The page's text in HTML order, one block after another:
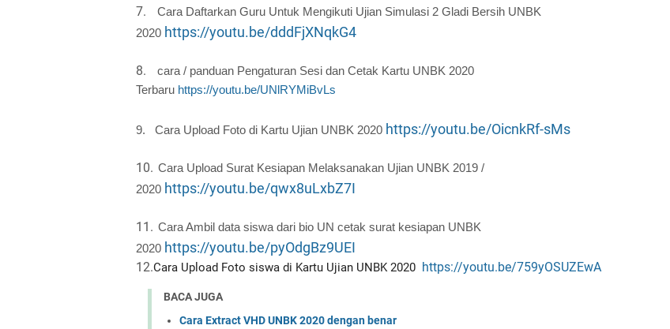
7.
Cara Daftarkan Guru Untuk Mengikuti Ujian Simulasi 2 Gladi Bersih UNBK
2020 https://youtu.be/dddFjXNqkG4
8.
cara / panduan Pengaturan Sesi dan Cetak Kartu UNBK 2020
Terbaru https://youtu.be/UNlRYMiBvLs
9. Cara Upload Foto di Kartu Ujian UNBK 2020 https://youtu.be/OicnkRf-sMs
10. Cara Upload Surat Kesiapan Melaksanakan Ujian UNBK 2019 /
2020 https://youtu.be/qwx8uLxbZ7I
11. Cara Ambil data siswa dari bio UN cetak surat kesiapan UNBK
2020 https://youtu.be/pyOdgBz9UEI
12.Cara Upload Foto siswa di Kartu Ujian UNBK 2020 https://youtu.be/759yOSUZEwA
BACA JUGA
Cara Extract VHD UNBK 2020 dengan benar